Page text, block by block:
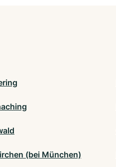
(bei München)